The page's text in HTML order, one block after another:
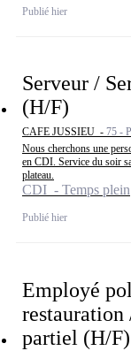
Publié hier
Serveur /
(H/F)
CAFE JUSSIEU - 75 -
Nous cherchons une
en CDI. Service du soir
plateau.
CDI - Temps plein
Publié hier
Employé
restauration
partiel (H/F)